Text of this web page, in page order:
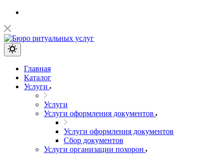
Главная
Каталог
Услуги
Услуги
Услуги оформления документов
Услуги оформления документов
Сбор документов
Услуги организации похорон